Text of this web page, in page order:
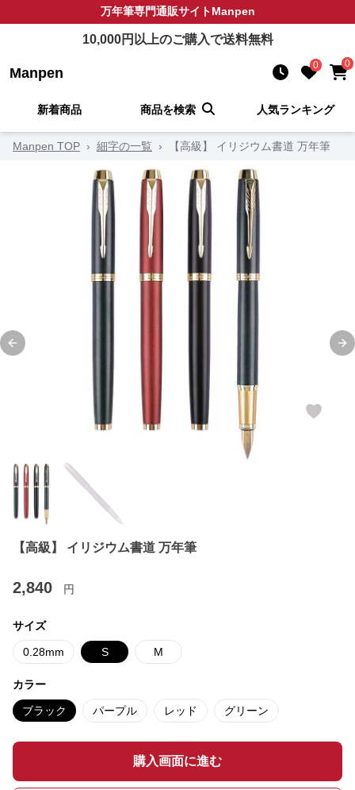
万年筆専門通販サイトManpen
10,000円以上のご購入で送料無料
Manpen 0 0
新着商品 商品を検索 人気ランキング
Manpen TOP › 細字の一覧 › 【高級】 イリジウム書道 万年筆
Previous slide
【高級】 イリジウム書道 万年筆
2,840 円
サイズ
0.28mm S M
カラー
ブラック パープル レッド グリーン
購入画面に進む